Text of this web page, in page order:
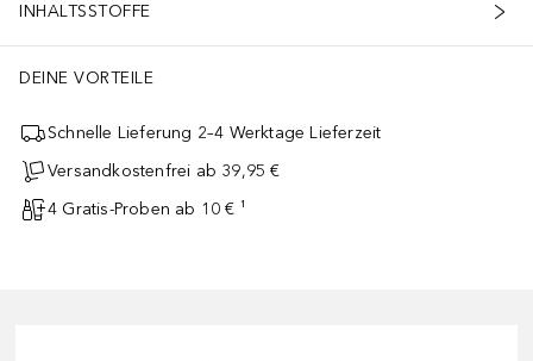
INHALTSSTOFFE
DEINE VORTEILE
Schnelle Lieferung 2–4 Werktage Lieferzeit
Versandkostenfrei ab 39,95 €
4 Gratis-Proben ab 10 € ¹